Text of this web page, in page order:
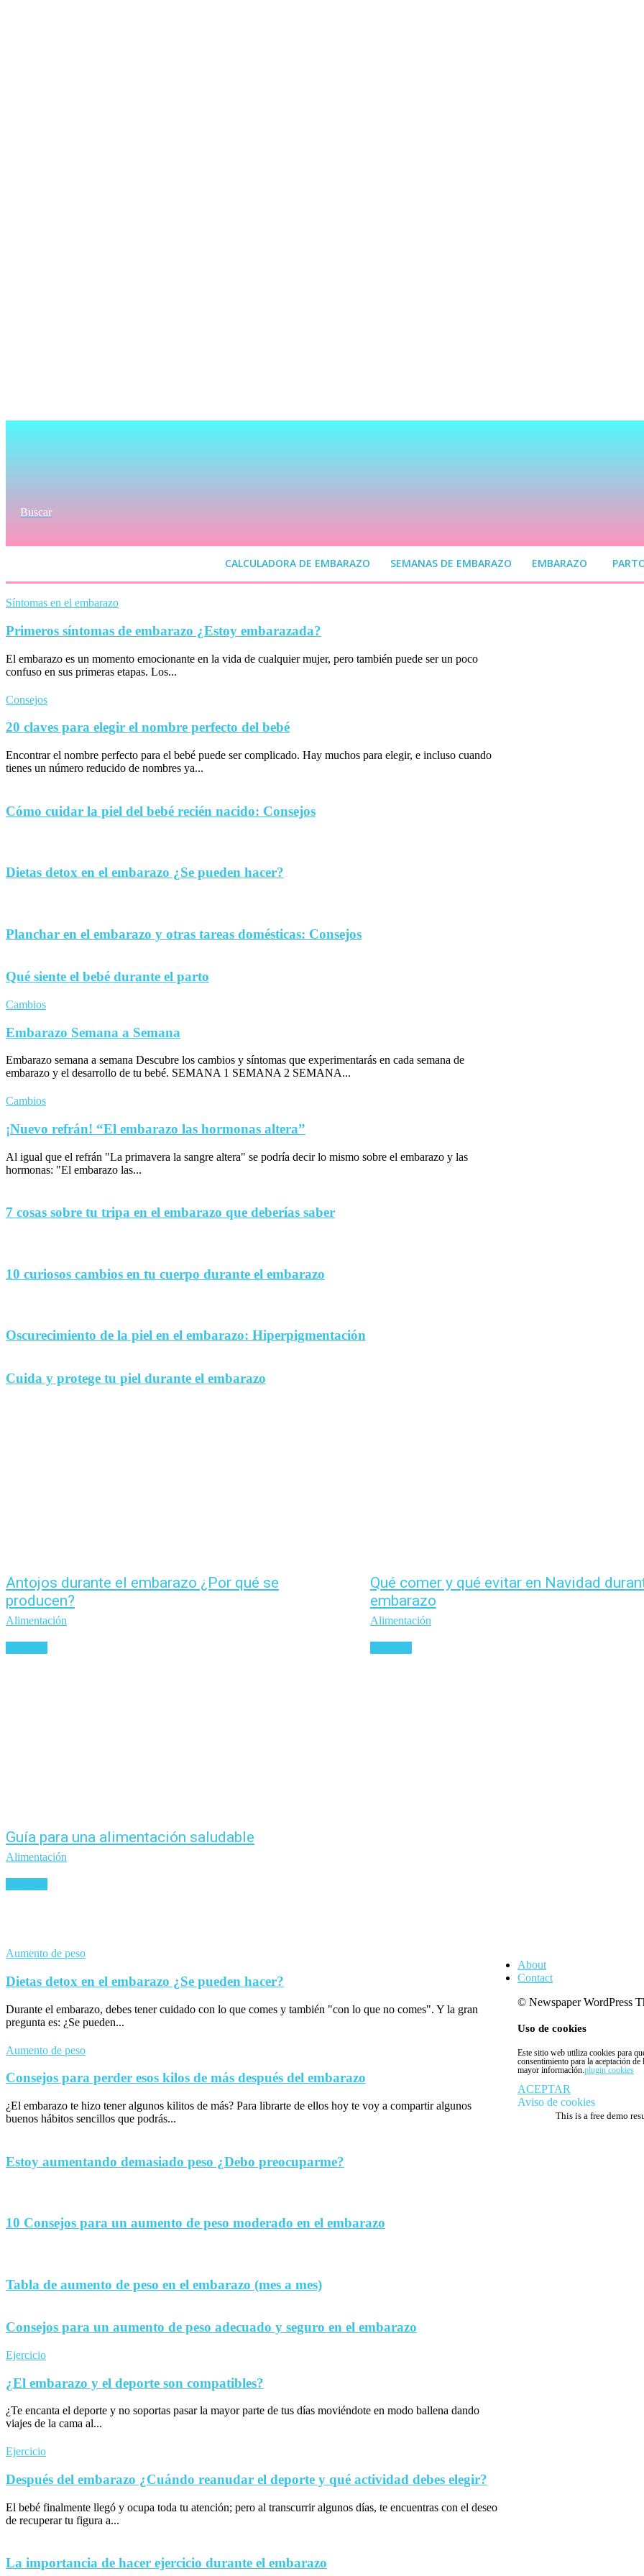
Buscar
CALCULADORA DE EMBARAZO SEMANAS DE EMBARAZO EMBARAZO
Síntomas en el embarazo
Primeros síntomas de embarazo ¿Estoy embarazada?
El embarazo es un momento emocionante en la vida de cualquier mujer, pero también puede ser un poco
confuso en sus primeras etapas. Los...
Consejos
20 claves para elegir el nombre perfecto del bebé
Encontrar el nombre perfecto para el bebé puede ser complicado. Hay muchos para elegir, e incluso cuando
tienes un número reducido de nombres ya...
Cómo cuidar la piel del bebé recién nacido: Consejos
Dietas detox en el embarazo ¿Se pueden hacer?
Planchar en el embarazo y otras tareas domésticas: Consejos
Qué siente el bebé durante el parto
Cambios
Embarazo Semana a Semana
Embarazo semana a semana Descubre los cambios y síntomas que experimentarás en cada semana de
embarazo y el desarrollo de tu bebé. SEMANA 1 SEMANA 2 SEMANA...
Cambios
¡Nuevo refrán! “El embarazo las hormonas altera”
Al igual que el refrán "La primavera la sangre altera" se podría decir lo mismo sobre el embarazo y las
hormonas: "El embarazo las...
7 cosas sobre tu tripa en el embarazo que deberías saber
10 curiosos cambios en tu cuerpo durante el embarazo
Oscurecimiento de la piel en el embarazo: Hiperpigmentación
Cuida y protege tu piel durante el embarazo
Antojos durante el embarazo ¿Por qué se
producen?
Alimentación
Qué comer y qué evitar en Navidad
embarazo
Alimentación
Guía para una alimentación saludable
Alimentación
Aumento de peso
Dietas detox en el embarazo ¿Se pueden hacer?
Durante el embarazo, debes tener cuidado con lo que comes y también "con lo que no comes". Y la gran
pregunta es: ¿Se pueden...
Aumento de peso
Consejos para perder esos kilos de más después del embarazo
¿El embarazo te hizo tener algunos kilitos de más? Para librarte de ellos hoy te voy a compartir algunos
buenos hábitos sencillos que podrás...
Estoy aumentando demasiado peso ¿Debo preocuparme?
10 Consejos para un aumento de peso moderado en el embarazo
Tabla de aumento de peso en el embarazo (mes a mes)
Consejos para un aumento de peso adecuado y seguro en el embarazo
Ejercicio
¿El embarazo y el deporte son compatibles?
¿Te encanta el deporte y no soportas pasar la mayor parte de tus días moviéndote en modo ballena dando
viajes de la cama al...
Ejercicio
Después del embarazo ¿Cuándo reanudar el deporte y qué actividad debes elegir?
El bebé finalmente llegó y ocupa toda tu atención; pero al transcurrir algunos días, te encuentras con el deseo
de recuperar tu figura a...
La importancia de hacer ejercicio durante el embarazo
About
Contact
© Newspaper WordPress
Uso de cookies
Este sitio web utiliza cookies para
consentimiento para la aceptación
mayor información.plugin cookies
ACEPTAR
Aviso de cookies
This is a free demo